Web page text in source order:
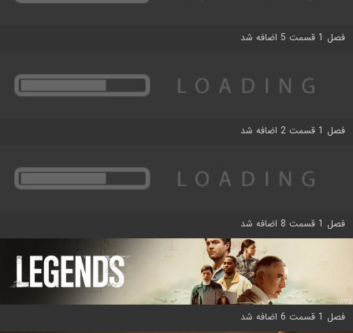
فصل 1 قسمت 5 اضافه شد
فصل 1 قسمت 2 اضافه شد
فصل 1 قسمت 8 اضافه شد
فصل 1 قسمت 6 اضافه شد